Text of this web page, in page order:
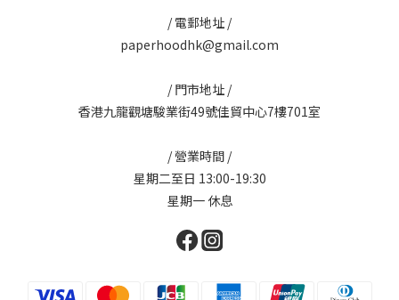
/ 電郵地址 /
paperhoodhk@gmail.com
/ 門市地址 /
香港九龍觀塘駿業街49號佳貿中心7樓701室
/ 營業時間 /
星期二至日 13:00-19:30
星期一 休息